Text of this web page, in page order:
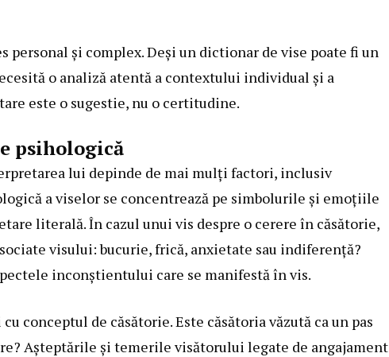
și complex. Deși un dictionar de vise poate fi un
o analiză atentă a contextului individual și a
este o sugestie, nu o certitudine.
psihologică
lui depinde de mai mulți factori, inclusiv
a viselor se concentrează pe simbolurile și emoțiile
literală. În cazul unui vis despre o cerere în căsătorie,
visului: bucurie, frică, anxietate sau indiferență?
inconștientului care se manifestă în vis.
conceptul de căsătorie. Este căsătoria văzută ca un pas
Așteptările și temerile visătorului legate de angajament